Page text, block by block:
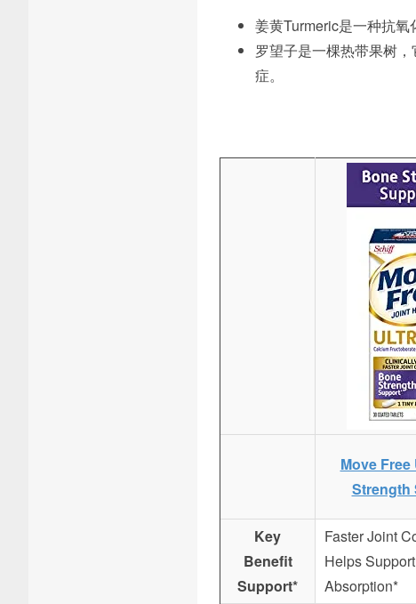
姜黄Turmeric是一种抗氧
罗望子是一棵热带果树
症。
Move
Strength
Key
Benefit
Support*
Faster Joint
Helps
Absorption*